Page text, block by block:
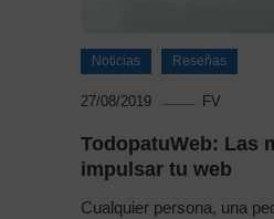
Noticias Reseñas
27/08/2019 FV
TodopatuWeb: Las
impulsar tu web
Cualquier persona, una